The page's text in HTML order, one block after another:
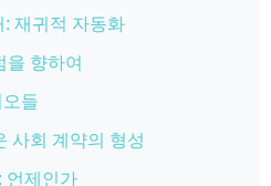
재귀적 자동화
을 향하여
들
사회 계약의 형성
언제인가